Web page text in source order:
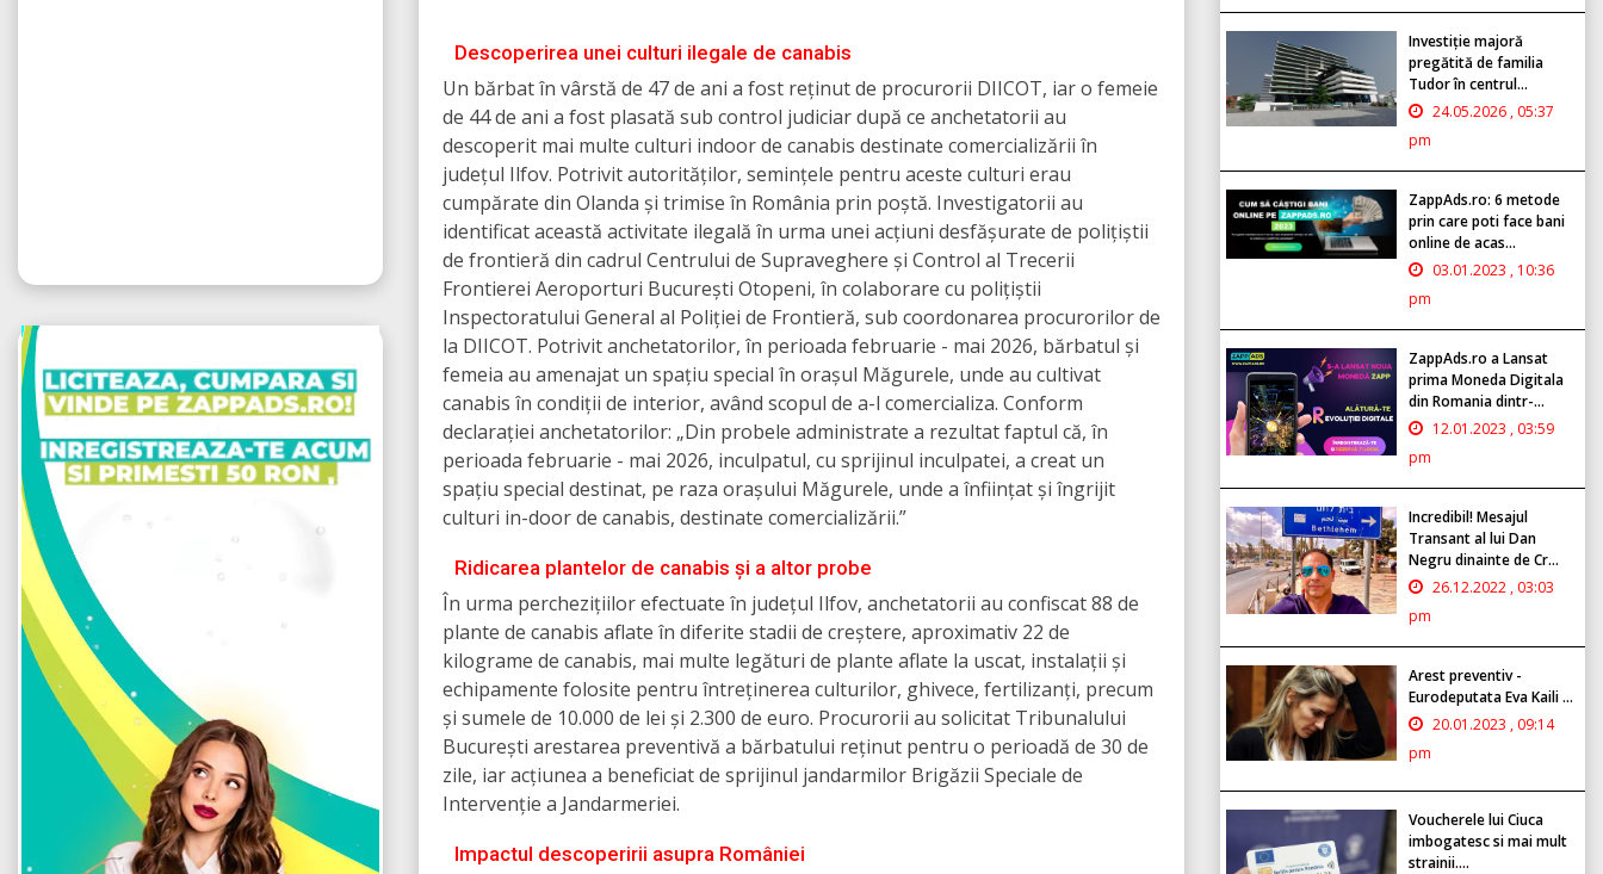
Descoperirea unei culturi ilegale de canabis
Un bărbat în vârstă de 47 de ani a fost reținut de procurorii DIICOT, iar o femeie
de 44 de ani a fost plasată sub control judiciar după ce anchetatorii au
descoperit mai multe culturi indoor de canabis destinate comercializării în
județul Ilfov. Potrivit autorităților, semințele pentru aceste culturi erau
cumpărate din Olanda și trimise în România prin poștă. Investigatorii au
identificat această activitate ilegală în urma unei acțiuni desfășurate de polițiștii
de frontieră din cadrul Centrului de Supraveghere și Control al Trecerii
Frontierei Aeroporturi București Otopeni, în colaborare cu polițiștii
Inspectoratului General al Poliției de Frontieră, sub coordonarea procurorilor de
la DIICOT. Potrivit anchetatorilor, în perioada februarie - mai 2026, bărbatul și
femeia au amenajat un spațiu special în orașul Măgurele, unde au cultivat
canabis în condiții de interior, având scopul de a-l comercializa. Conform
declarației anchetatorilor: „Din probele administrate a rezultat faptul că, în
perioada februarie - mai 2026, inculpatul, cu sprijinul inculpatei, a creat un
spațiu special destinat, pe raza orașului Măgurele, unde a înființat și îngrijit
culturi in-door de canabis, destinate comercializării.”
Ridicarea plantelor de canabis și a altor probe
În urma perchezițiilor efectuate în județul Ilfov, anchetatorii au confiscat 88 de
plante de canabis aflate în diferite stadii de creștere, aproximativ 22 de
kilograme de canabis, mai multe legături de plante aflate la uscat, instalații și
echipamente folosite pentru întreținerea culturilor, ghivece, fertilizanți, precum
și sumele de 10.000 de lei și 2.300 de euro. Procurorii au solicitat Tribunalului
București arestarea preventivă a bărbatului reținut pentru o perioadă de 30 de
zile, iar acțiunea a beneficiat de sprijinul jandarmilor Brigăzii Speciale de
Intervenție a Jandarmeriei.
Impactul descoperirii asupra României
Investiție majoră
pregătită de familia
Tudor în centrul...
24.05.2026 , 05:37
pm
ZappAds.ro: 6 metode
prin care poti face bani
online de acas...
03.01.2023 , 10:36
pm
ZappAds.ro a Lansat
prima Moneda Digitala
din Romania dintr-...
12.01.2023 , 03:59
pm
Incredibil! Mesajul
Transant al lui Dan
Negru dinainte de Cr...
26.12.2022 , 03:03
pm
Arest preventiv -
Eurodeputata Eva Kaili ...
20.01.2023 , 09:14
pm
Voucherele lui Ciuca
imbogatesc si mai mult
strainii....